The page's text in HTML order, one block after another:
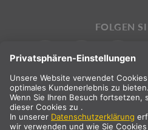
FOLGEN
DE | EN | ES | FR